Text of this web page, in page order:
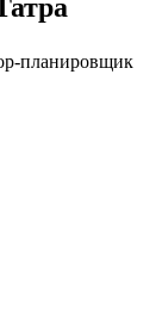
планировщик